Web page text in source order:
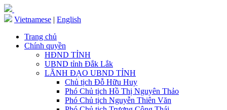
Vietnamese | English
Trang chủ
Chính quyền
HĐND TỈNH
UBND tỉnh Đắk Lắk
LÃNH ĐẠO UBND TỈNH
Chủ tịch Đỗ Hữu Huy
Phó Chủ tịch Hồ Thị Nguyên Thảo
Phó Chủ tịch Nguyễn Thiên Văn